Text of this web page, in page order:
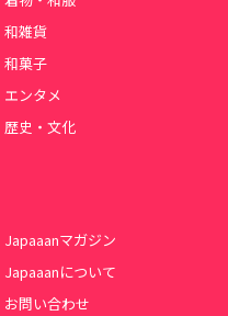
和雑貨
和菓子
エンタメ
歴史・文化
Japaaanマガジン
Japaaanについて
お問い合わせ